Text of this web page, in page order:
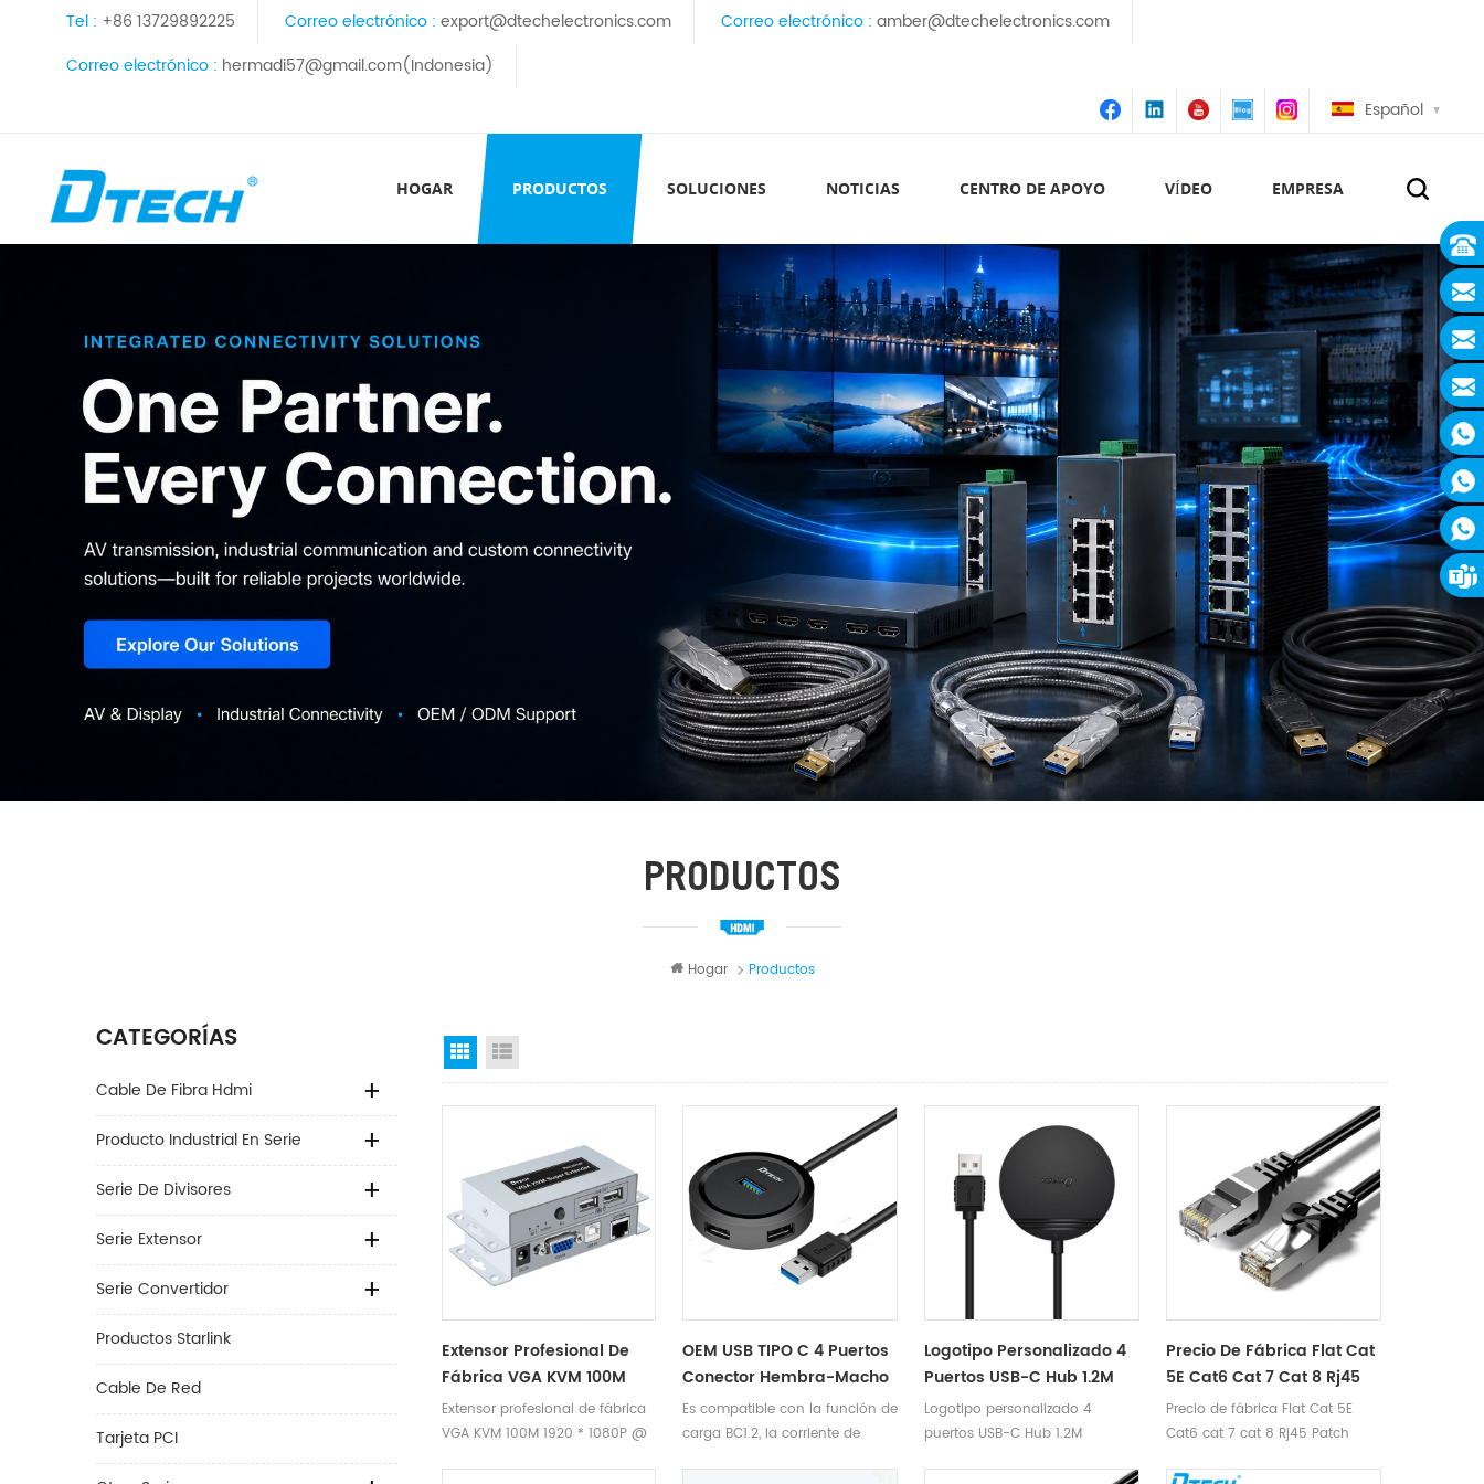
Tel : +86 13729892225 Correo electrónico : export@dtechelectronics.com Correo electrónico : amber@dtechelectronics.com
Correo electrónico : hermadi57@gmail.com(Indonesia)
Español
HOGAR PRODUCTOS SOLUCIONES NOTICIAS CENTRO DE APOYO VÍDEO EMPRESA
PRODUCTOS
Hogar Productos
CATEGORÍAS
Cable De Fibra Hdmi
Producto Industrial En Serie
Serie De Divisores
Serie Extensor
Serie Convertidor
Productos Starlink
Cable De Red
Tarjeta PCI
Grid View
Extensor Profesional De
Fábrica VGA KVM 100M
1920 * 1080P @ 60HZ
Extensor VGA KVM Sobre
Extensor profesional de fábrica
VGA KVM 100M 1920 * 1080P @
OEM USB TIPO C 4 Puertos
Conector Hembra-Macho
A TIPO USB-C HUB
Adaptador De Datos De
Es compatible con la función de
carga BC1.2, la corriente de
Logotipo Personalizado 4
Puertos USB-C Hub 1.2M
Adaptador Splitter Usb
Typc C Hub Adaptador
Logotipo personalizado 4
puertos USB-C Hub 1.2M
Precio De Fábrica Flat Cat
5E Cat6 Cat 7 Cat 8 Rj45
Patch Cord Cable De Red
Ethernet 3M
Precio de fábrica Flat Cat 5E
Cat6 cat 7 cat 8 Rj45 Patch